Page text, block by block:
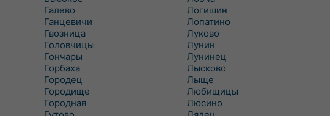
Галево
Ганцевичи
Гвозница
Головчицы
Гончары
Горбаха
Городец
Городище
Городная
Логишин
Лопатино
Луково
Лунин
Лунинец
Лысково
Лыще
Любищицы
Люсино